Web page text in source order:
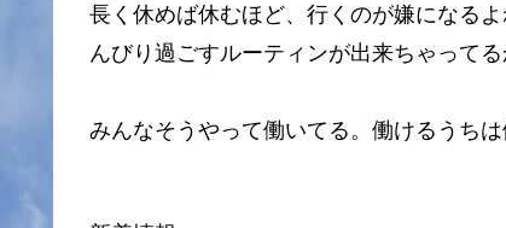
長く休めば休むほど、行くのが嫌になる
んびり過ごすルーティンが出来ちゃって
みんなそうやって働いてる。働けるうち